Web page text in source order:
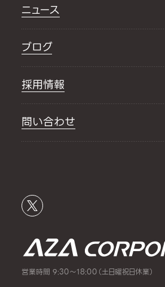
ニュース
ブログ
採用情報
問い合わせ
営業時間 9:30～18:00（土日曜祝日休業）